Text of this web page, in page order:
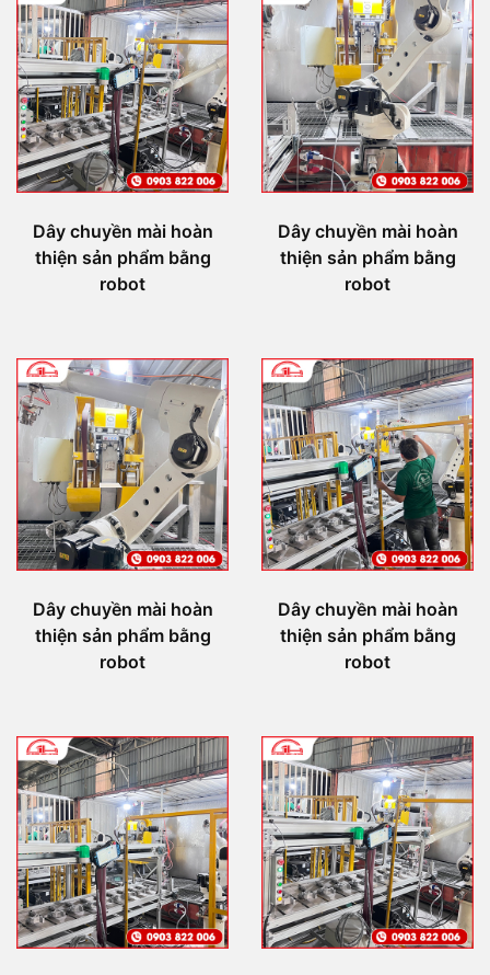
Dây chuyền mài hoàn
thiện sản phẩm bằng
robot
Dây chuyền mài hoàn
thiện sản phẩm bằng
robot
Dây chuyền mài hoàn
thiện sản phẩm bằng
robot
Dây chuyền mài hoàn
thiện sản phẩm bằng
robot